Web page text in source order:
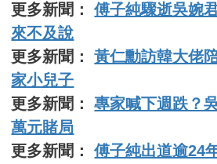
更多新聞：傅子純驟逝吳婉
來不及說
更多新聞：黃仁勳訪韓大佬
家小兒子
更多新聞：專家喊下週跌？
萬元賭局
更多新聞：傅子純出道逾24